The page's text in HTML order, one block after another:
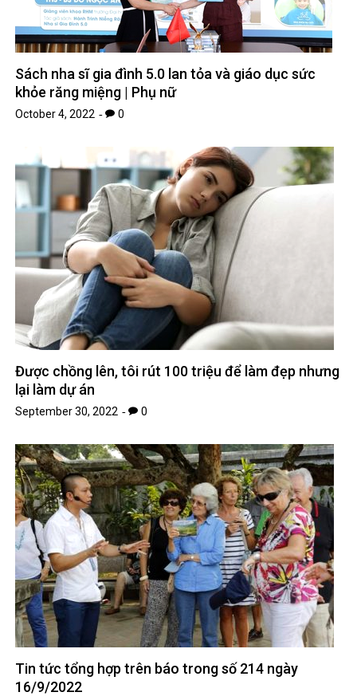
Sách nha sĩ gia đình 5.0 lan tỏa và giáo dục sức
khỏe răng miệng | Phụ nữ
October 4, 2022 0
Được chồng lên, tôi rút 100 triệu để làm đẹp nhưng
lại làm dự án
September 30, 2022 0
Tin tức tổng hợp trên báo trong số 214 ngày
16/9/2022